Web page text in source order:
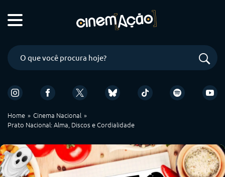
Home
Cinema Nacional
Prato Nacional: Alma, Discos e Cordialidade